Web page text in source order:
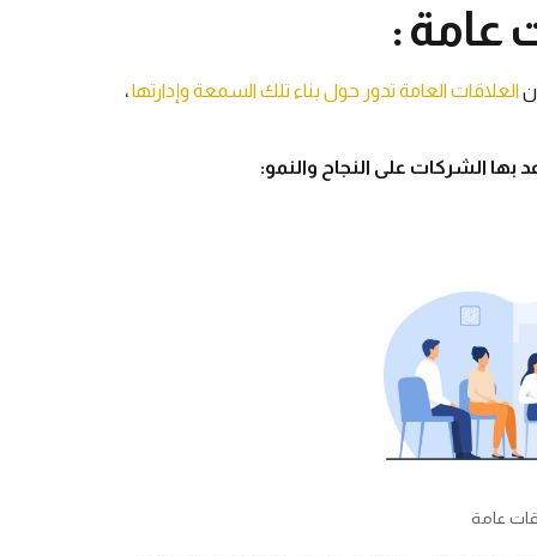
عامة :
العلاقات العامة تدور حول بناء تلك السمعة وإدارتها،
الشركات على النجاح والنمو:
عامة